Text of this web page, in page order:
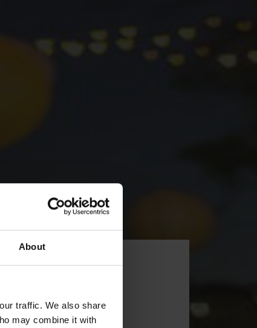
About
traffic. We also share
may combine it with